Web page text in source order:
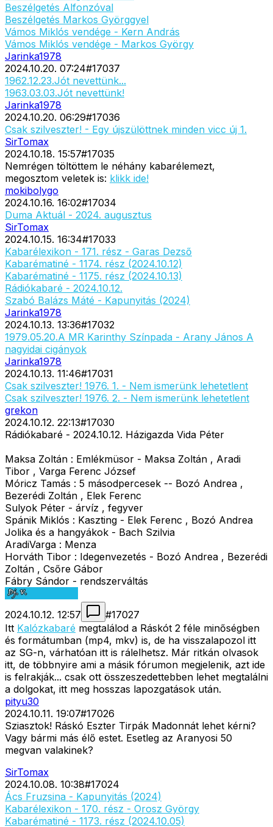
Beszélgetés Alfonzóval
Beszélgetés Markos Györggyel
Vámos Miklós vendége - Kern András
Vámos Miklós vendége - Markos György
Jarinka1978
2024.10.20. 07:24#17037
1962.12.23.Jót nevettünk...
1963.03.03.Jót nevettünk!
Jarinka1978
2024.10.20. 06:29#17036
Csak szilveszter! - Egy újszülöttnek minden vicc új 1.
SirTomax
2024.10.18. 15:57#17035
Nemrégen töltöttem le néhány kabarélemezt,
megosztom veletek is: klikk ide!
mokibolygo
2024.10.16. 16:02#17034
Duma Aktuál - 2024. augusztus
SirTomax
2024.10.15. 16:34#17033
Kabarélexikon - 171. rész - Garas Dezső
Kabarématiné - 1174. rész (2024.10.12)
Kabarématiné - 1175. rész (2024.10.13)
Rádiókabaré - 2024.10.12.
Szabó Balázs Máté - Kapunyitás (2024)
Jarinka1978
2024.10.13. 13:36#17032
1979.05.20.A MR Karinthy Színpada - Arany János A
nagyidai cigányok
Jarinka1978
2024.10.13. 11:46#17031
Csak szilveszter! 1976. 1. - Nem ismerünk lehetetlent
Csak szilveszter! 1976. 2. - Nem ismerünk lehetetlent
grekon
2024.10.12. 22:13#17030
Rádiókabaré - 2024.10.12. Házigazda Vida Péter
Maksa Zoltán : Emlékmüsor - Maksa Zoltán , Aradi
Tibor , Varga Ferenc József
Móricz Tamás : 5 másodpercesek -- Bozó Andrea ,
Bezerédi Zoltán , Elek Ferenc
Sulyok Péter - árvíz , fegyver
Spánik Miklós : Kaszting - Elek Ferenc , Bozó Andrea
Jolika és a hangyákok - Bach Szilvia
AradiVarga : Menza
Horváth Tibor : Idegenvezetés - Bozó Andrea , Bezerédi
Zoltán , Csőre Gábor
Fábry Sándor - rendszerváltás
2024.10.12. 12:57 #17027
Itt Kalózkabaré megtalálod a Ráskót 2 féle minőségben
és formátumban (mp4, mkv) is, de ha visszalapozol itt
az SG-n, várhatóan itt is rálelhetsz. Már ritkán olvasok
itt, de többnyire ami a másik fórumon megjelenik, azt ide
is felrakják... csak ott összeszedettebben lehet megtalálni
a dolgokat, itt meg hosszas lapozgatások után.
pityu30
2024.10.11. 19:07#17026
Sziasztok! Ráskó Eszter Tirpák Madonnát lehet kérni?
Vagy bármi más élő estet. Esetleg az Aranyosi 50
megvan valakinek?
SirTomax
2024.10.08. 10:38#17024
Ács Fruzsina - Kapunyitás (2024)
Kabarélexikon - 170. rész - Orosz György
Kabarématiné - 1173. rész (2024.10.05)